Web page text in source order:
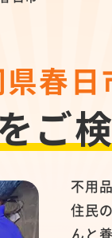
春日
ご
不用
住民
んと